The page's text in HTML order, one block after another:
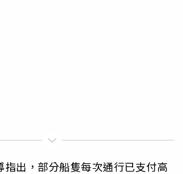
指出，部分船隻每次通行已支付高